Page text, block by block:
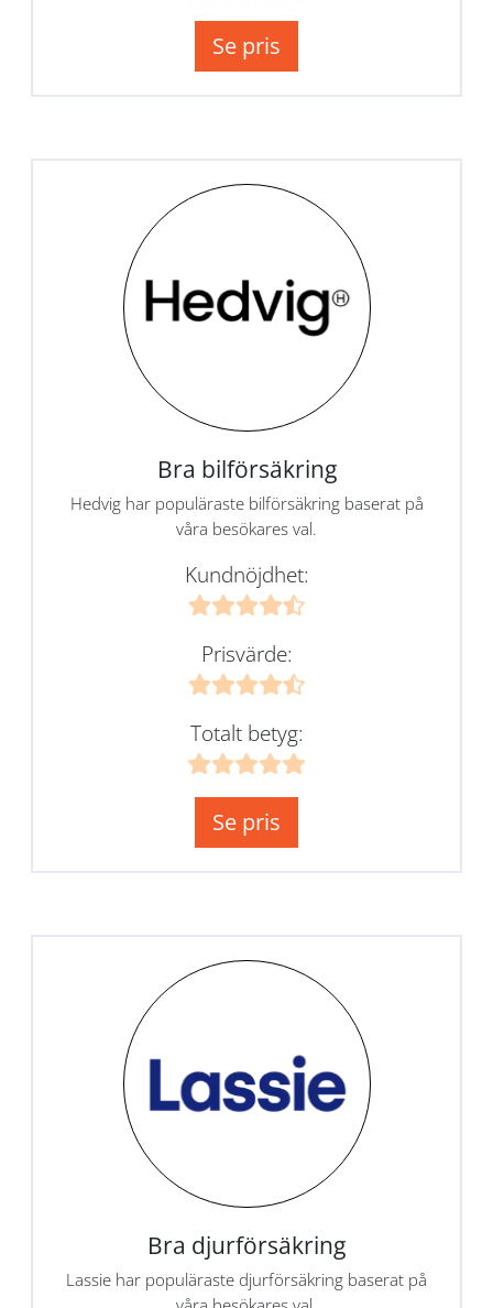
Se pris
Bra bilförsäkring
Hedvig har populäraste bilförsäkring baserat på
våra besökares val.
Kundnöjdhet:
Prisvärde:
Totalt betyg:
Se pris
Bra djurförsäkring
Lassie har populäraste djurförsäkring baserat på